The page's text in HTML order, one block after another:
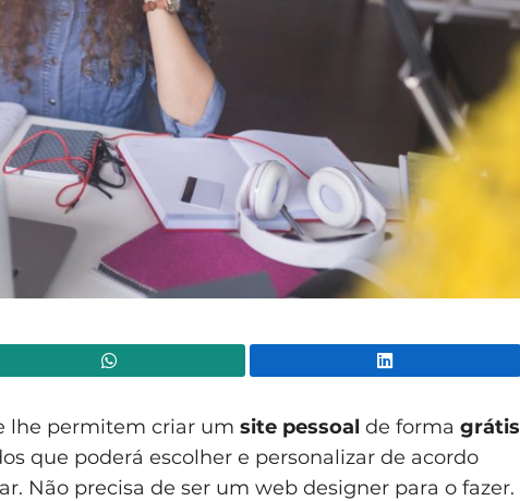
lhe permitem criar um site pessoal de forma grátis
que poderá escolher e personalizar de acordo
Não precisa de ser um web designer para o fazer.